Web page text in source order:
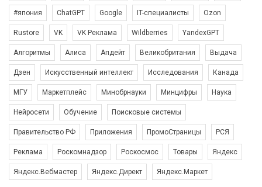
#япония ChatGPT Google IT-специалисты Ozon
Rustore VK VK Реклама Wildberries YandexGPT
Алгоритмы Алиса Апдейт Великобритания Выдача
Дзен Искусственный интеллект Исследования Канада
МГУ Маркетплейс Минобрнауки Минцифры Наука
Нейросети Обучение Поисковые системы
Правительство РФ Приложения ПромоСтраницы РСЯ
Реклама Роскомнадзор Роскосмос Товары Яндекс
Яндекс.Вебмастер Яндекс.Директ Яндекс.Маркет